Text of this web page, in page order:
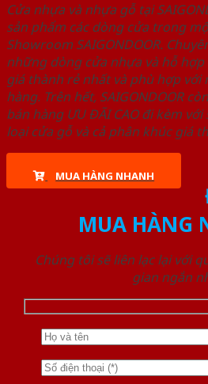
Cửa nhựa và nhựa gỗ tại
sản phẩm các dòng cửa trong
Showroom SAIGONDOOR.
những dòng cửa nhựa và hỗ
giá thành rẻ nhất và phù hợp với
hàng. Trên hết, SAIGONDOOR
bán hàng ƯU ĐÃI CAO đi kèm
loại cửa gỗ và cả phân khúc giá
MUA HÀNG NHANH
MUA HÀNG
Chúng tôi sẽ liên lạc lại với
gian ngắn